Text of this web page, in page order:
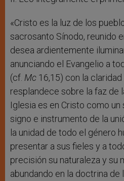
«Cristo es la luz de los
sacrosanto Sínodo, reunido
desea ardientemente
anunciando el Evangelio a
(cf. Mc 16,15) con la
resplandece sobre la faz de
Iglesia es en Cristo como un
signo e instrumento de la
la unidad de todo el género
presentar a sus fieles y a
precisión su naturaleza y su
abundando en la doctrina de